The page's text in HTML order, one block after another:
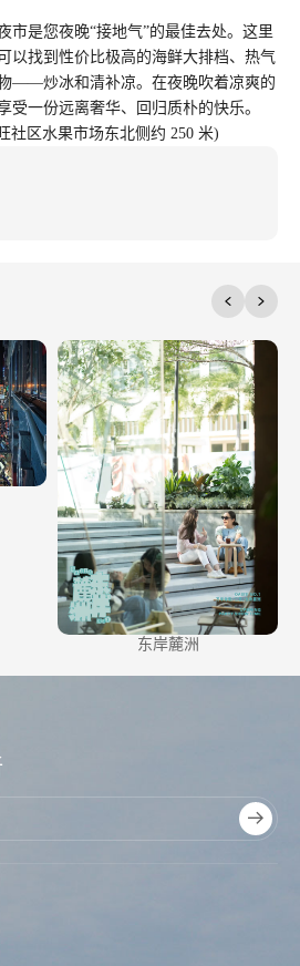
市是您夜晚“接地气”的最佳去处。这里
以找到性价比极高的海鲜大排档、热气
——炒冰和清补凉。在夜晚吹着凉爽的
受一份远离奢华、回归质朴的快乐。
社区水果市场东北侧约 250 米)
东岸麓洲